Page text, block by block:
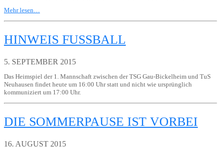
Mehr lesen…
HINWEIS FUSSBALL
5. SEPTEMBER 2015
Das Heimspiel der 1. Mannschaft zwischen der TSG Gau-Bickelheim und TuS
Neuhausen findet heute um 16:00 Uhr statt und nicht wie ursprünglich
kommuniziert um 17:00 Uhr.
DIE SOMMERPAUSE IST VORBEI
16. AUGUST 2015